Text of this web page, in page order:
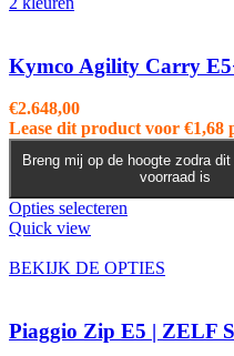
optie
kan
worden
op
de
productpagina
Kymco Agility Carry
€2.648,00
Lease dit product voor €1,68
Breng mij op de hoogte zodra
voorraad is
Opties selecteren
meerdere
optie
Quick view
BEKIJK DE OPTIES
Piaggio Zip E5 | ZELF